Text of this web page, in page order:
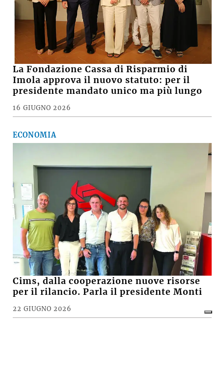
La Fondazione Cassa di Risparmio di
Imola approva il nuovo statuto: per il
presidente mandato unico ma più lungo
16 GIUGNO 2026
ECONOMIA
Cims, dalla cooperazione nuove risorse
per il rilancio. Parla il presidente Monti
22 GIUGNO 2026